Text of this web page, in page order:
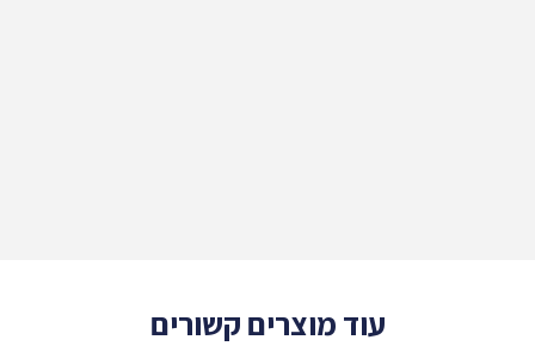
עוד מוצרים קשורים